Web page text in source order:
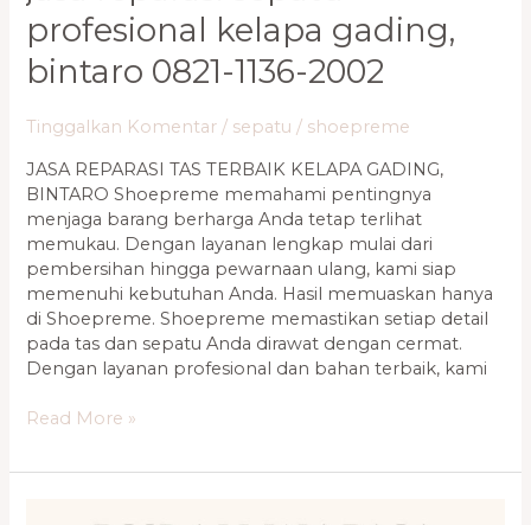
profesional kelapa gading,
bintaro 0821-1136-2002
Tinggalkan Komentar / sepatu / shoepreme
JASA REPARASI TAS TERBAIK KELAPA GADING,
BINTARO Shoepreme memahami pentingnya
menjaga barang berharga Anda tetap terlihat
memukau. Dengan layanan lengkap mulai dari
pembersihan hingga pewarnaan ulang, kami siap
memenuhi kebutuhan Anda. Hasil memuaskan hanya
di Shoepreme. Shoepreme memastikan setiap detail
pada tas dan sepatu Anda dirawat dengan cermat.
Dengan layanan profesional dan bahan terbaik, kami
Read More »